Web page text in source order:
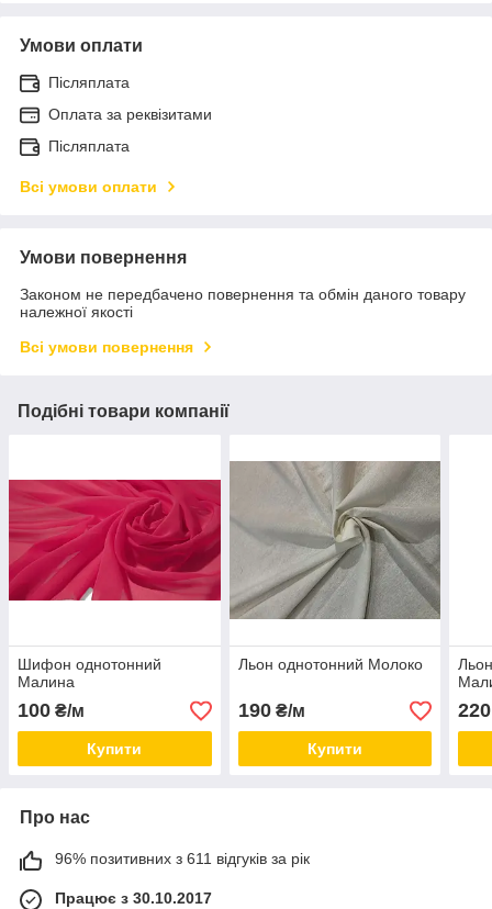
Умови оплати
Післяплата
Оплата за реквізитами
Післяплата
Всі умови оплати
Умови повернення
Законом не передбачено повернення та обмін даного товару
належної якості
Всі умови повернення
Подібні товари компанії
Шифон однотонний
Малина
100 ₴/м
Купити
Льон однотонний Молоко
190₴/м
Купити
220
Про нас
96% позитивних з 611 відгуків за рік
Працює з 30.10.2017